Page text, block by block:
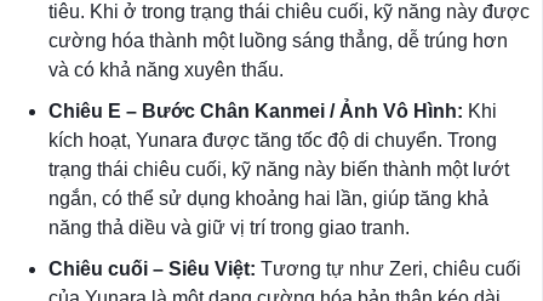
tiêu. Khi ở trong trạng thái chiêu cuối, kỹ năng này được
cường hóa thành một luồng sáng thẳng, dễ trúng hơn
và có khả năng xuyên thấu.
Chiêu E – Bước Chân Kanmei / Ảnh Vô Hình: Khi
kích hoạt, Yunara được tăng tốc độ di chuyển. Trong
trạng thái chiêu cuối, kỹ năng này biến thành một lướt
ngắn, có thể sử dụng khoảng hai lần, giúp tăng khả
năng thả diều và giữ vị trí trong giao tranh.
Chiêu cuối – Siêu Việt: Tương tự như Zeri, chiêu cuối